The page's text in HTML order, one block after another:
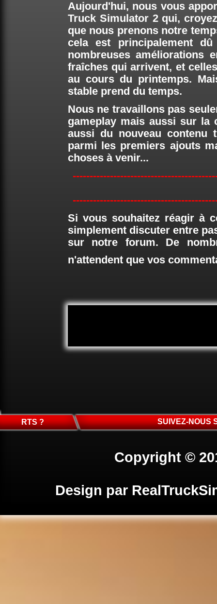
Aujourd'hui, nous vous
Truck Simulator 2 qui,
que nous prenons notre
cela est principalement
nombreuses améliorations
fraîches qui arrivent, et
au cours du printemps.
stable prend du temps.
Nous ne travaillons pas
gameplay mais aussi sur la
aussi du nouveau contenu
parmi les premiers ajouts
choses à venir...
Si vous souhaitez réagir à
simplement discuter entre
sur notre forum. De
n'attendent que vos
RTS ? SUIVEZ-NOUS
Copyright ©
Design par